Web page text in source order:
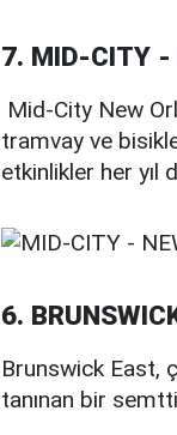
7. MID-CITY -
Mid-City New
tramvay ve
etkinlikler her yıl
6.
Brunswick East,
tanınan bir